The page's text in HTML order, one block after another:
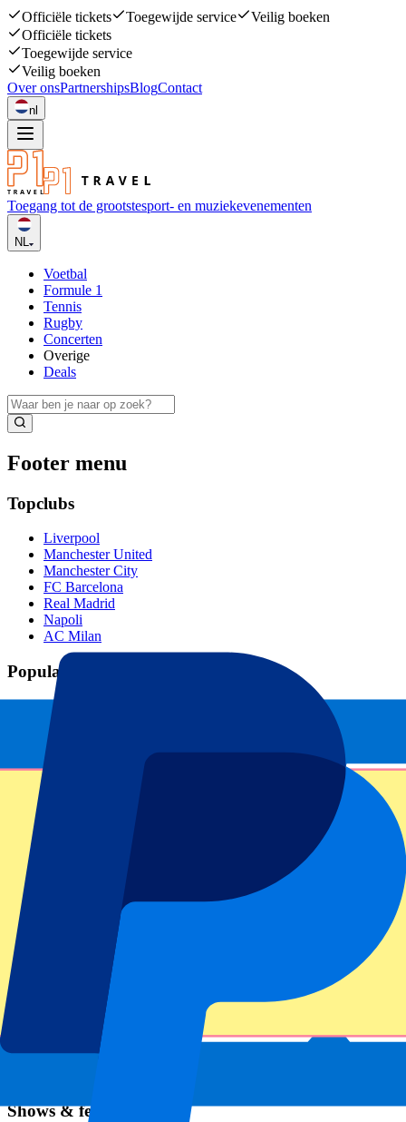
Officiële tickets Toegewijde service
Veilig boeken
Officiële tickets
Toegewijde service
Veilig boeken
Over onsPartnershipsBlogContact
nl
Toegang tot de grootstesport- en muziekevenementen
NL
Voetbal
Formule 1
Tennis
Rugby
Concerten
Overige
Deals
Footer menu
Topclubs
Liverpool
Manchester United
Manchester City
FC Barcelona
Real Madrid
Napoli
AC Milan
Populaire events
GP Spanje
GP Nederland
GP Italië
GP Singapore
Alle sporten
Voetbalcompetities
Champions League
Premier League
Shows & festivals